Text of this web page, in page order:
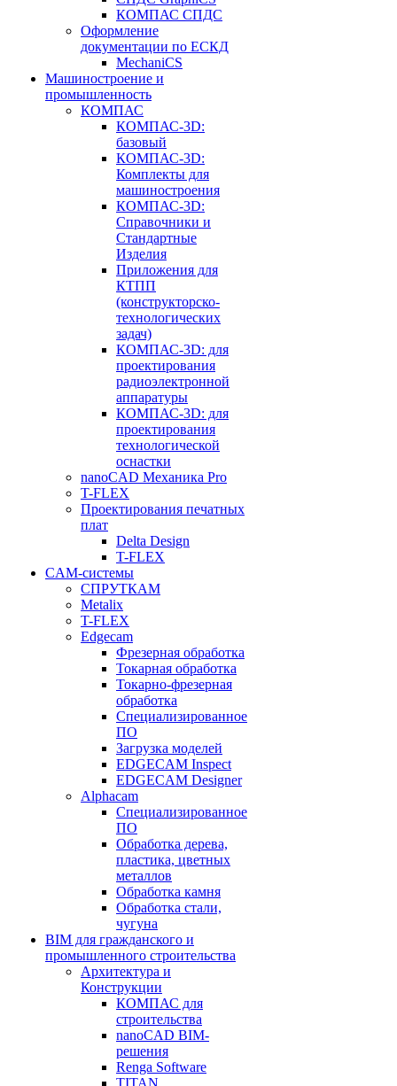
КОМПАС СПДС
Оформление
документации по ЕСКД
MechaniCS
Машиностроение и
промышленность
КОМПАС
КОМПАС-3D:
базовый
КОМПАС-3D:
Комплекты для
машиностроения
КОМПАС-3D:
Справочники и
Стандартные
Изделия
Приложения для
КТПП
(конструкторско-
технологических
задач)
КОМПАС-3D: для
проектирования
радиоэлектронной
аппаратуры
КОМПАС-3D: для
проектирования
технологической
оснастки
nanoCAD Механика Pro
T-FLEX
Проектирования печатных
плат
Delta Design
T-FLEX
CAM-системы
СПРУТКAM
Metalix
T-FLEX
Edgecam
Фрезерная обработка
Токарная обработка
Токарно-фрезерная
обработка
Специализированное
ПО
Загрузка моделей
EDGECAM Inspect
EDGECAM Designer
Alphacam
Специализированное
ПО
Обработка дерева,
пластика, цветных
металлов
Обработка камня
Обработка стали,
чугуна
BIM для гражданского и
промышленного строительства
Архитектура и
Конструкции
КОМПАС для
строительства
nanoCAD BIM-
решения
Renga Software
TITAN